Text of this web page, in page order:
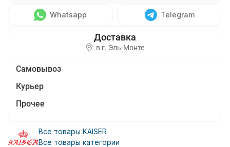
Whatsapp Telegram
в г. Эль-Монте
Самовывоз
Курьер
Прочее
Все товары KAISER
Все товары категории